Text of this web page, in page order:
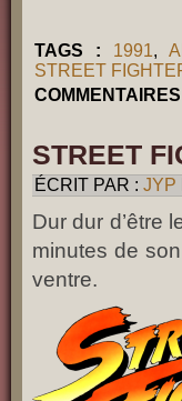
TAGS : 1991,
STREET
STREET
ÉCRIT PAR : JYP
Dur dur d’être
minutes de
ventre.